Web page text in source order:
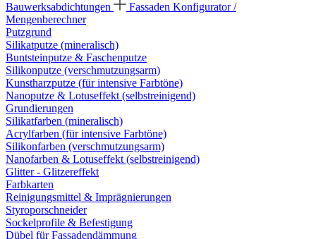
Bauwerksabdichtungen
Fassaden Konfigurator /
Mengenberechner
Putzgrund
Silikatputze (mineralisch)
Buntsteinputze & Faschenputze
Silikonputze (verschmutzungsarm)
Kunstharzputze (für intensive Farbtöne)
Nanoputze & Lotuseffekt (selbstreinigend)
Grundierungen
Silikatfarben (mineralisch)
Acrylfarben (für intensive Farbtöne)
Silikonfarben (verschmutzungsarm)
Nanofarben & Lotuseffekt (selbstreinigend)
Glitter - Glitzereffekt
Farbkarten
Reinigungsmittel & Imprägnierungen
Styroporschneider
Sockelprofile & Befestigung
Dübel für Fassadendämmung